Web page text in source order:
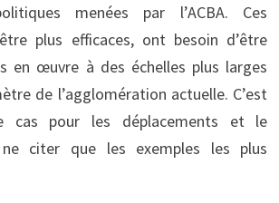
menées par l’ACBA. Ces
plus efficaces, ont besoin d’être
en œuvre à des échelles plus larges
de l’agglomération actuelle. C’est
cas pour les déplacements et le
citer que les exemples les plus